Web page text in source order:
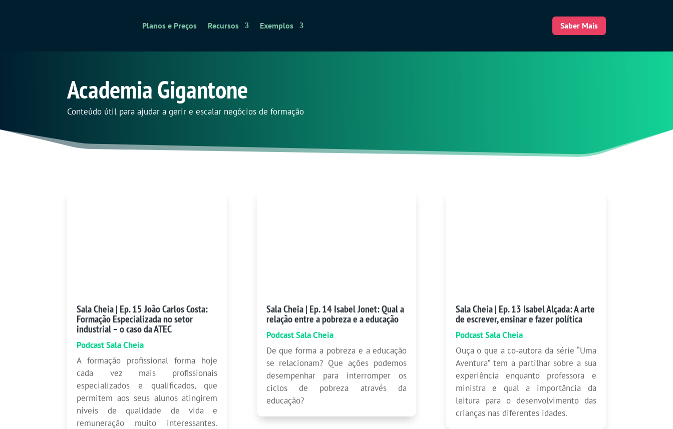
Planos e Preços Recursos Exemplos Saber Mais
Academia Gigantone
Conteúdo útil para ajudar a gerir e escalar negócios de formação
Sala Cheia | Ep. 15 João Carlos Costa:
Formação Especializada no setor
industrial – o caso da ATEC
Podcast Sala Cheia
A formação profissional forma hoje
cada vez mais profissionais
especializados e qualificados, que
permitem aos seus alunos atingirem
níveis de qualidade de vida e
remuneração muito interessantes.
Sala Cheia | Ep. 14 Isabel Jonet: Qual a
relação entre a pobreza e a educação
Podcast Sala Cheia
De que forma a pobreza e a educação
se relacionam? Que ações podemos
desempenhar para interromper os
ciclos de pobreza através da
educação?
Sala Cheia | Ep. 13 Isabel Alçada: A arte
de escrever, ensinar e fazer política
Podcast Sala Cheia
Ouça o que a co-autora da série “Uma
Aventura” tem a partilhar sobre a sua
experiência enquanto professora e
ministra e qual a importância da
leitura para o desenvolvimento das
crianças nas diferentes idades.